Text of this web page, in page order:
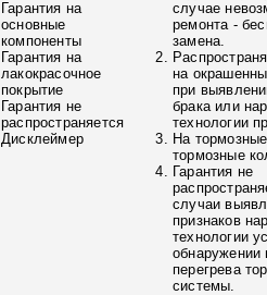
Гарантия на
основные
компоненты
Гарантия на
лакокрасочное
покрытие
Гарантия не
распространяется
Дисклеймер
случае
ремонта -
замена.
на
при
брака или
технологии
На
тормозные
Гарантия не
случаи
признаков
технологии
обнаружении
перегрева
системы.